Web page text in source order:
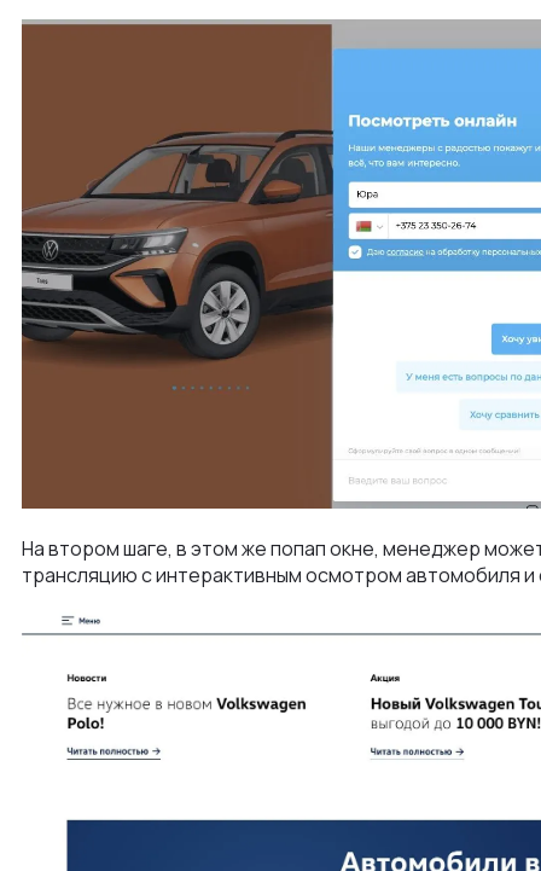
На втором шаге, в этом же попап окне, менеджер
трансляцию с интерактивным осмотром автомобиля